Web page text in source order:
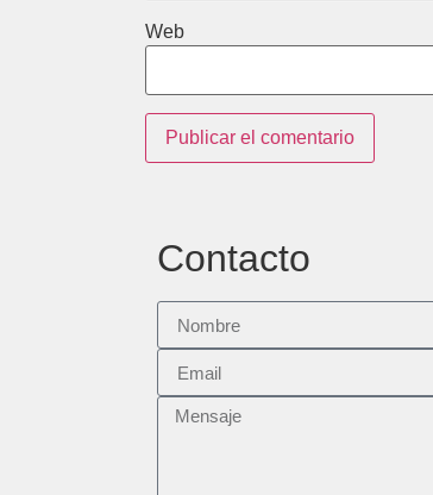
Web
Contacto